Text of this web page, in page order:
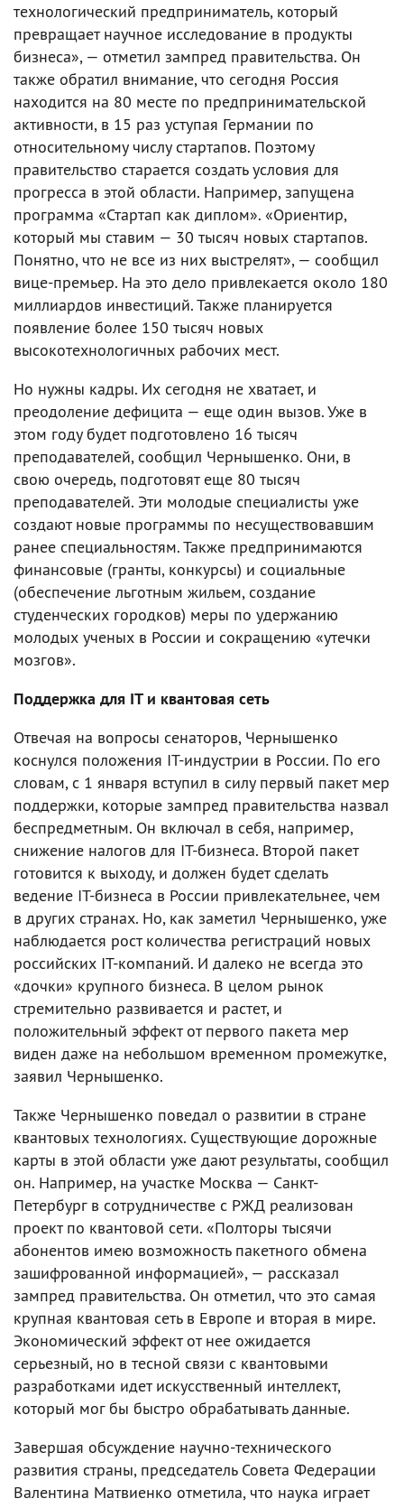
технологический предприниматель, который
превращает научное исследование в продукты
бизнеса», — отметил зампред правительства. Он
также обратил внимание, что сегодня Россия
находится на 80 месте по предпринимательской
активности, в 15 раз уступая Германии по
относительному числу стартапов. Поэтому
правительство старается создать условия для
прогресса в этой области. Например, запущена
программа «Стартап как диплом». «Ориентир,
который мы ставим — 30 тысяч новых стартапов.
Понятно, что не все из них выстрелят», — сообщил
вице-премьер. На это дело привлекается около 180
миллиардов инвестиций. Также планируется
появление более 150 тысяч новых
высокотехнологичных рабочих мест.
Но нужны кадры. Их сегодня не хватает, и
преодоление дефицита — еще один вызов. Уже в
этом году будет подготовлено 16 тысяч
преподавателей, сообщил Чернышенко. Они, в
свою очередь, подготовят еще 80 тысяч
преподавателей. Эти молодые специалисты уже
создают новые программы по несуществовавшим
ранее специальностям. Также предпринимаются
финансовые (гранты, конкурсы) и социальные
(обеспечение льготным жильем, создание
студенческих городков) меры по удержанию
молодых ученых в России и сокращению «утечки
мозгов».
Поддержка для IT и квантовая сеть
Отвечая на вопросы сенаторов, Чернышенко
коснулся положения IT-индустрии в России. По его
словам, с 1 января вступил в силу первый пакет мер
поддержки, которые зампред правительства назвал
беспредметным. Он включал в себя, например,
снижение налогов для IT-бизнеса. Второй пакет
готовится к выходу, и должен будет сделать
ведение IT-бизнеса в России привлекательнее, чем
в других странах. Но, как заметил Чернышенко, уже
наблюдается рост количества регистраций новых
российских IT-компаний. И далеко не всегда это
«дочки» крупного бизнеса. В целом рынок
стремительно развивается и растет, и
положительный эффект от первого пакета мер
виден даже на небольшом временном промежутке,
заявил Чернышенко.
Также Чернышенко поведал о развитии в стране
квантовых технологиях. Существующие дорожные
карты в этой области уже дают результаты, сообщил
он. Например, на участке Москва — Санкт-
Петербург в сотрудничестве с РЖД реализован
проект по квантовой сети. «Полторы тысячи
абонентов имею возможность пакетного обмена
зашифрованной информацией», — рассказал
зампред правительства. Он отметил, что это самая
крупная квантовая сеть в Европе и вторая в мире.
Экономический эффект от нее ожидается
серьезный, но в тесной связи с квантовыми
разработками идет искусственный интеллект,
который мог бы быстро обрабатывать данные.
Завершая обсуждение научно-технического
развития страны, председатель Совета Федерации
Валентина Матвиенко отметила, что наука играет